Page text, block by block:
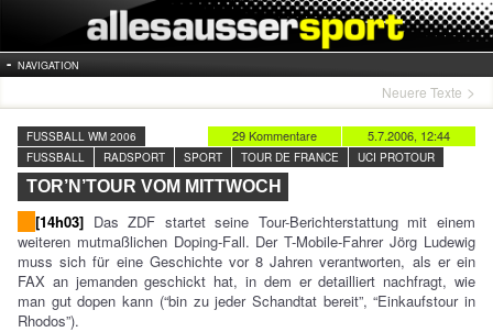
NAVIGATION
Neuere Texte
5.7.2006, 12:44
29 Kommentare
FUSSBALL WM 2006
FUSSBALL
RADSPORT SPORT TOUR DE FRANCE UCI PROTOUR
TOR’N’TOUR VOM MITTWOCH
[14h03] Das ZDF startet seine Tour-Berichterstattung mit einem
weiteren mutmaßlichen Doping-Fall. Der T-Mobile-Fahrer Jörg Ludewig
muss sich für eine Geschichte vor 8 Jahren verantworten, als er ein
FAX an jemanden geschickt hat, in dem er detailliert nachfragt, wie
man gut dopen kann (“bin zu jeder Schandtat bereit”, “Einkaufstour in
Rhodos”).